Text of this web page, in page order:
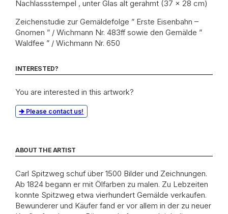
Nachlassstempel , unter Glas alt gerahmt (37 x 28 cm)
Zeichenstudie zur Gemäldefolge ” Erste Eisenbahn –
Gnomen ” / Wichmann Nr. 483ff sowie den Gemälde ”
Waldfee ” / Wichmann Nr. 650
INTERESTED?
You are interested in this artwork?
Please contact us!
ABOUT THE ARTIST
Carl Spitzweg schuf über 1500 Bilder und Zeichnungen.
Ab 1824 begann er mit Ölfarben zu malen. Zu Lebzeiten
konnte Spitzweg etwa vierhundert Gemälde verkaufen.
Bewunderer und Käufer fand er vor allem in der zu neuer